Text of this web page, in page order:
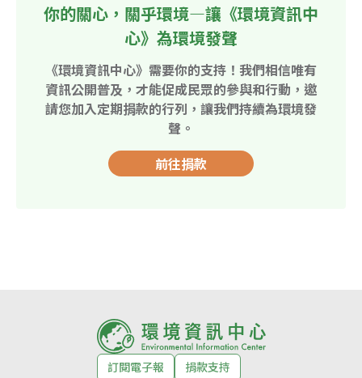
你的關心，關乎環境—讓《環境資訊中
心》為環境發聲
《環境資訊中心》需要你的支持！我們相信唯有
資訊公開普及，才能促成民眾的參與和行動，邀
請您加入定期捐款的行列，讓我們持續為環境發
聲。
前往捐款
訂閱電子報 捐款支持